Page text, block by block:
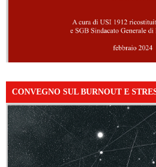
CONVEGNO SUL BURNOUT E